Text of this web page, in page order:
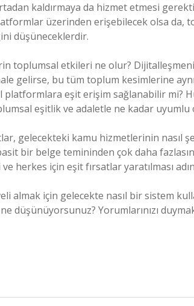
kaldırmaya da hizmet etmesi
üzerinden erişebilecek olsa da,
düşüneceklerdir.
toplumsal etkileri ne olur?
gelirse, bu tüm toplum kesimlerine
platformlara eşit erişim sağlanabilir mi?
eşitlik ve adaletle ne kadar uyumlu
gelecekteki kamu hizmetlerinin nasıl
bir belge temininden çok daha
herkes için eşit fırsatlar yaratılması
almak için gelecekte nasıl bir sistem
düşünüyorsunuz? Yorumlarınızı